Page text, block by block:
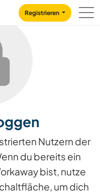
Registrieren
Nutzern der
du bereits ein
bist, nutze
um dich